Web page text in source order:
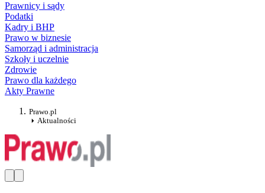
Prawnicy i sądy
Podatki
Kadry i BHP
Prawo w biznesie
Samorząd i administracja
Szkoły i uczelnie
Zdrowie
Prawo dla każdego
Akty Prawne
Prawo.pl
Aktualności